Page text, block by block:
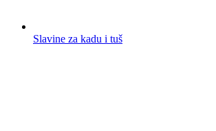
Slavine za kadu i tuš